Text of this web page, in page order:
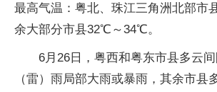
最高气温：粤北、珠江三角洲北部
余大部分市县32℃～34℃。
6月26日，粤西和粤东市县多云
（雷）雨局部大雨或暴雨，其余市县